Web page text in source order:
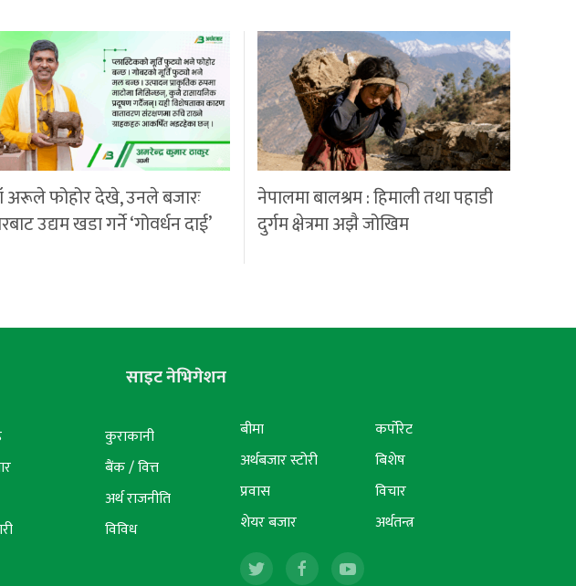
अरूले फोहोर देखे, उनले बजारः
उद्यम खडा गर्ने ‘गोवर्धन दाई’
नेपालमा बालश्रम : हिमाली तथा पहाडी
दुर्गम क्षेत्रमा अझै जोखिम
साइट नेभिगेशन
कुराकानी
बैंक / वित्त
अर्थ राजनीति
विविध
बीमा
अर्थबजार स्टोरी
प्रवास
शेयर बजार
कर्पोरेट
बिशेष
विचार
अर्थतन्त्र